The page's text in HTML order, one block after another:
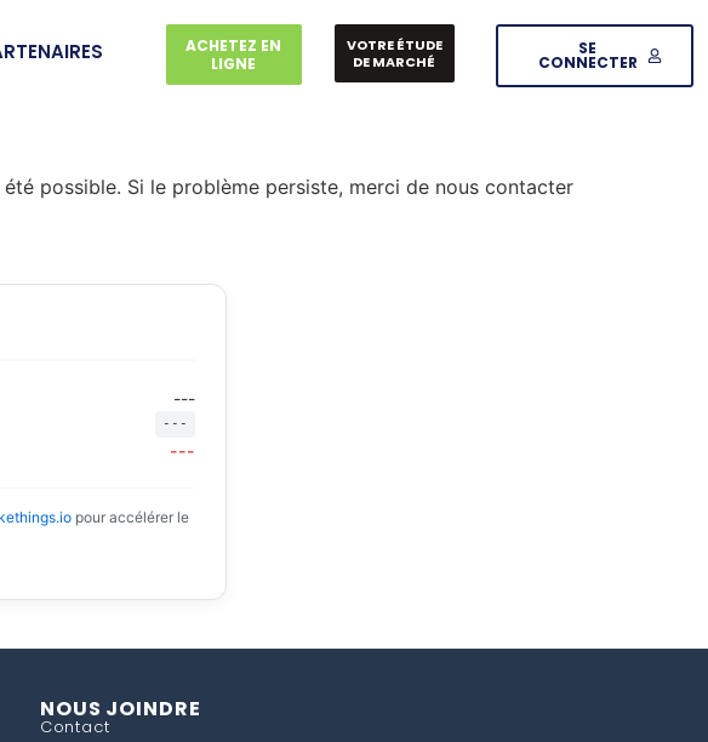
ACHETEZ EN
LIGNE
VOTRE ÉTUDE
DE MARCHÉ
SE
CONNECTER
possible. Si le problème persiste, merci de nous contacter
---
---
---
pour accélérer le
NOUS JOINDRE
Contact